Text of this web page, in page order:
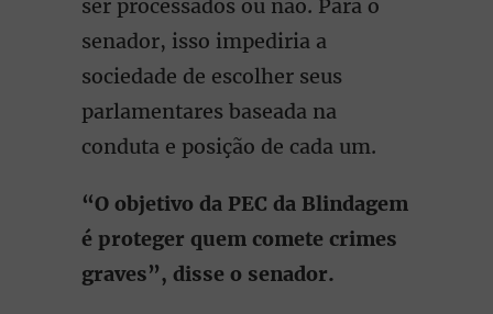
ser processados ou não. Para o
senador, isso impediria a
sociedade de escolher seus
parlamentares baseada na
conduta e posição de cada um.
“O objetivo da PEC da Blindagem
é proteger quem comete crimes
graves”, disse o senador.